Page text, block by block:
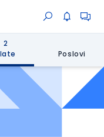
2
Poslovi